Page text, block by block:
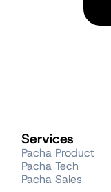
Services
Pacha Product
Pacha Tech
Pacha Sales